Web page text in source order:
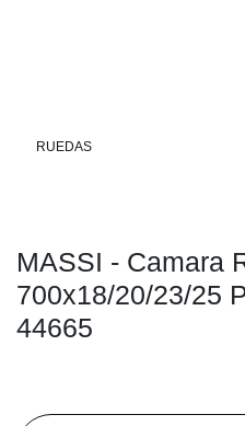
RUEDAS
MASSI - Camara
700x18/20/23/25
44665